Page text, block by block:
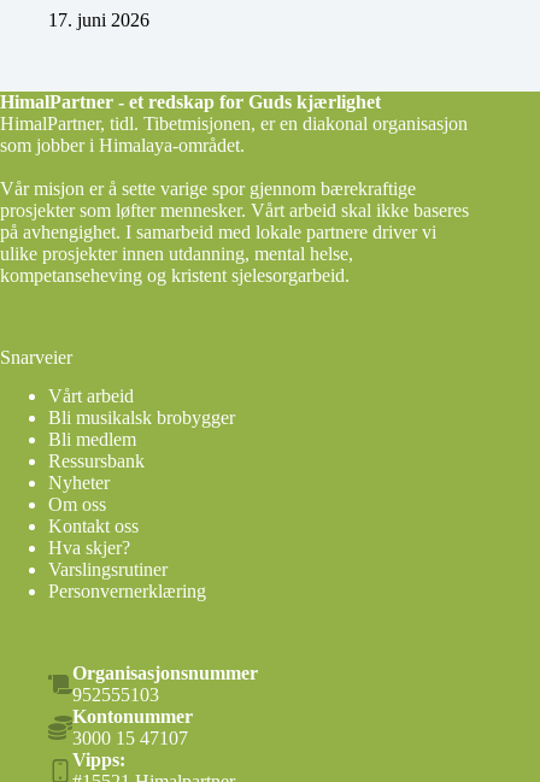
17. juni 2026
HimalPartner - et redskap for Guds kjærlighet
HimalPartner, tidl. Tibetmisjonen, er en diakonal organisasjon
som jobber i Himalaya-området.
Vår misjon er å sette varige spor gjennom bærekraftige
prosjekter som løfter mennesker. Vårt arbeid skal ikke baseres
på avhengighet. I samarbeid med lokale partnere driver vi
ulike prosjekter innen utdanning, mental helse,
kompetanseheving og kristent sjelesorgarbeid.
Snarveier
Vårt arbeid
Bli musikalsk brobygger
Bli medlem
Ressursbank
Nyheter
Om oss
Kontakt oss
Hva skjer?
Varslingsrutiner
Personvernerklæring
Organisasjonsnummer
952555103
Kontonummer
3000 15 47107
Vipps: